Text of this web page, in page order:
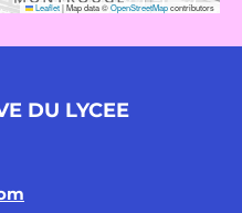
Leaflet|Map data ©OpenStreetMapcontributors
DU LYCEE